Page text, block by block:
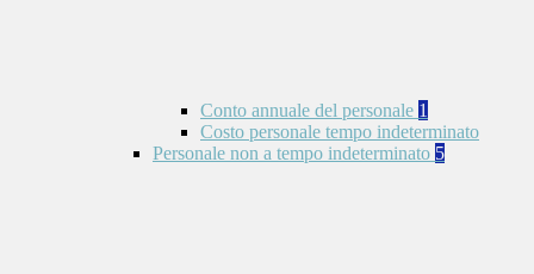
Conto annuale del personale 1
Costo personale tempo indeterminato
Personale non a tempo indeterminato 5